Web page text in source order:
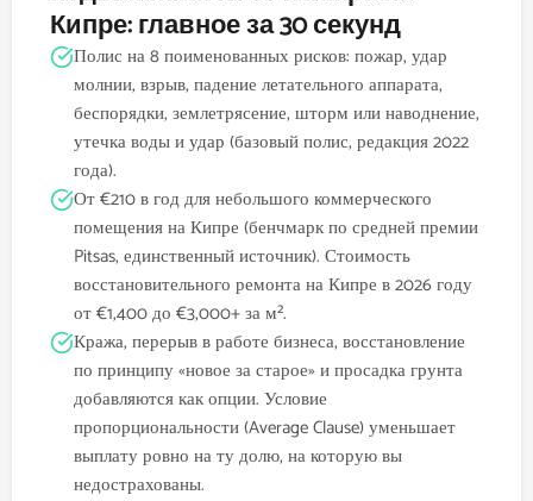
Кипре: главное за 30 секунд
Полис на 8 поименованных рисков: пожар, удар
молнии, взрыв, падение летательного аппарата,
беспорядки, землетрясение, шторм или наводнение,
утечка воды и удар (базовый полис, редакция 2022
года).
От €210 в год для небольшого коммерческого
помещения на Кипре (бенчмарк по средней премии
Pitsas, единственный источник). Стоимость
восстановительного ремонта на Кипре в 2026 году
от €1,400 до €3,000+ за м².
Кража, перерыв в работе бизнеса, восстановление
по принципу «новое за старое» и просадка грунта
добавляются как опции. Условие
пропорциональности (Average Clause) уменьшает
выплату ровно на ту долю, на которую вы
недострахованы.